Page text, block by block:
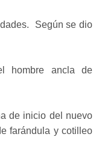
Según se dio
hombre ancla de
de inicio del nuevo
farándula y cotilleo